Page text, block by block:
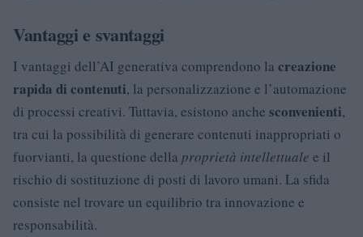
Vantaggi e svantaggi
I vantaggi dell’AI generativa comprendono la creazione
rapida di contenuti, la personalizzazione e l’automazione
di processi creativi. Tuttavia, esistono anche sconvenienti,
tra cui la possibilità di generare contenuti inappropriati o
fuorvianti, la questione della proprietà intellettuale e il
rischio di sostituzione di posti di lavoro umani. La sfida
consiste nel trovare un equilibrio tra innovazione e
responsabilità.